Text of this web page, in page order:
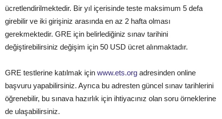
ücretlendirilmektedir. Bir yıl içerisinde teste maksimum 5 defa
girebilir ve iki girişiniz arasında en az 2 hafta olması
gerekmektedir. GRE için belirlediğiniz sınav tarihini
değiştirebilirsiniz değişim için 50 USD ücret alınmaktadır.
GRE testlerine katılmak için www.ets.org adresinden online
başvuru yapabilirsiniz. Ayrıca bu adresten güncel sınav tarihlerini
öğrenebilir, bu sınava hazırlık için ihtiyacınız olan soru örneklerine
de ulaşabilirsiniz.